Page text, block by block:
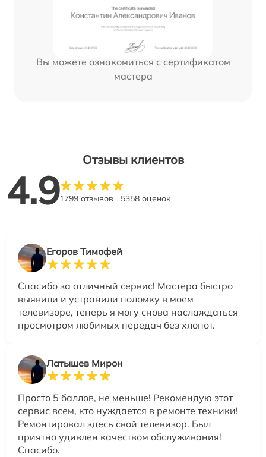
Вы можете ознакомиться с сертификатом
мастера
Отзывы клиентов
4.91799 отзывов 5358 оценок
Егоров Тимофей
Спасибо за отличный сервис! Мастера быстро
выявили и устранили поломку в моем
телевизоре, теперь я могу снова наслаждаться
просмотром любимых передач без хлопот.
Латышев Мирон
Просто 5 баллов, не меньше! Рекомендую этот
сервис всем, кто нуждается в ремонте техники!
Ремонтировал здесь свой телевизор. Был
приятно удивлен качеством обслуживания!
Спасибо.